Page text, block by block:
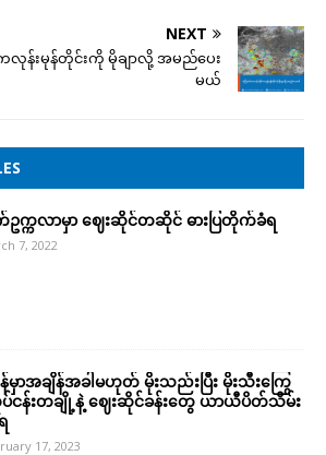
NEXT
န်းမုန်တိုင်းကို မိုချာလို့ အမည်ပေး
မယ်
က်ဥက္ကလာမှာ ဈေးဆိုင်တဆိုင် ဓားပြတိုက်ခံရ
7, 2022
ာအချိန်အခါမဟုတ် မိုးသည်းပြီး မိုးသီးကြွေ
န်းတချို့နဲ့ ဈေးဆိုင်ခန်းတွေ ယာယီပိတ်သိမ်း
17, 2023